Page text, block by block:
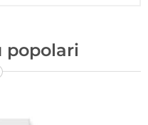
popolari